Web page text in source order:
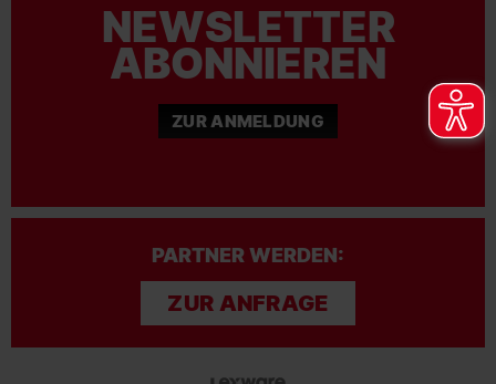
NEWSLETTER
ABONNIEREN
ZUR ANMELDUNG
PARTNER WERDEN:
ZUR ANFRAGE